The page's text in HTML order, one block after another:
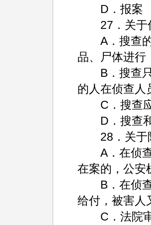
D．报案
27．关于侦
A．搜查的
品、尸体进行
B．搜查只
的人在侦查人
C．搜查应
D．搜查和
28．关于附
A．在侦查
在案的，公安
B．在侦查
给付，被害人
C．法院审